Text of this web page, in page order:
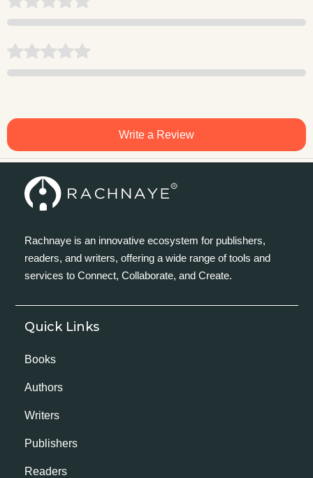
Write a Review
Rachnaye is an innovative ecosystem for publishers,
readers, and writers, offering a wide range of tools and
services to Connect, Collaborate, and Create.
Quick Links
Books
Authors
Writers
Publishers
Readers